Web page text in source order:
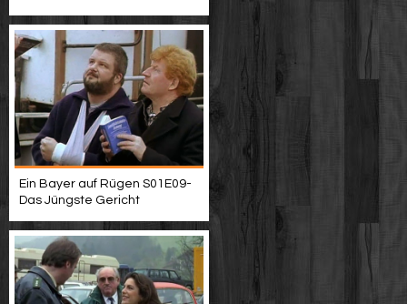
Ein Bayer auf Rügen S01E09-
Das Jüngste Gericht